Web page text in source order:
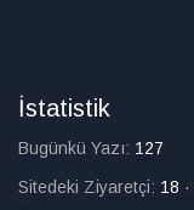
İstatistik
Bugünkü Yazı: 127
Sitedeki Ziyaretçi: 18 ·